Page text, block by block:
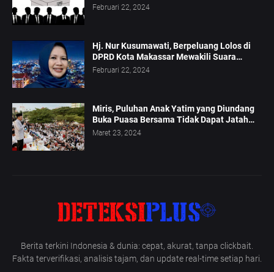
Februari 22, 2024
Hj. Nur Kusumawati, Berpeluang Lolos di
DPRD Kota Makassar Mewakili Suara
Perempuan Dapil 2
Februari 22, 2024
Miris, Puluhan Anak Yatim yang Diundang
Buka Puasa Bersama Tidak Dapat Jatah
Makan dan Infaq
Maret 23, 2024
Berita terkini Indonesia & dunia: cepat, akurat, tanpa clickbait.
Fakta terverifikasi, analisis tajam, dan update real-time setiap hari.